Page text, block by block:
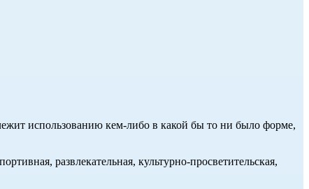
использованию кем-либо в какой бы то ни было форме,
развлекательная, культурно-просветительская,